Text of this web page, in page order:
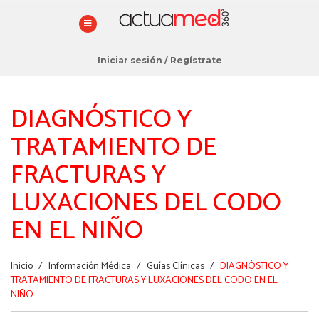
Iniciar sesión / Regístrate
DIAGNÓSTICO Y
TRATAMIENTO DE
FRACTURAS Y
LUXACIONES DEL CODO
EN EL NIÑO
Estás
aquí
Inicio / Información Médica / Guías Clínicas / DIAGNÓSTICO Y
TRATAMIENTO DE FRACTURAS Y LUXACIONES DEL CODO EN EL
NIÑO